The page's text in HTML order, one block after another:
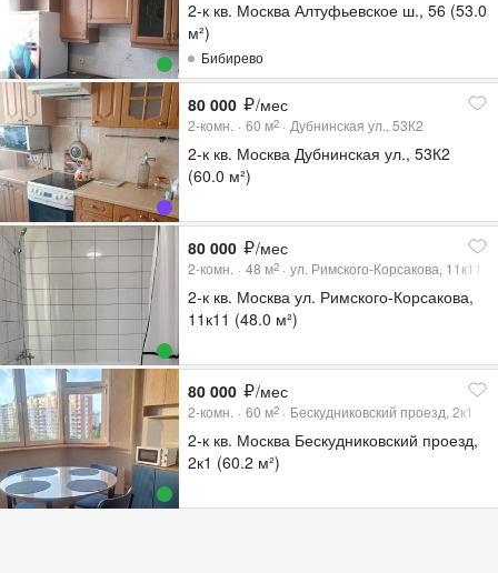
2-к кв. Москва Алтуфьевское ш., 56 (53.0
м²)
Бибирево
80 000 /мес
2-комн. 60 м2 Дубнинская ул., 53К2
2-к кв. Москва Дубнинская ул., 53К2
(60.0 м²)
80 000 /мес
2-комн. 48 м2 ул. Римского-Корсакова, 11к11
2-к кв. Москва ул. Римского-Корсакова,
11к11 (48.0 м²)
80 000 /мес
2-комн. 60 м2 Бескудниковский проезд, 2к1
2-к кв. Москва Бескудниковский проезд,
2к1 (60.2 м²)